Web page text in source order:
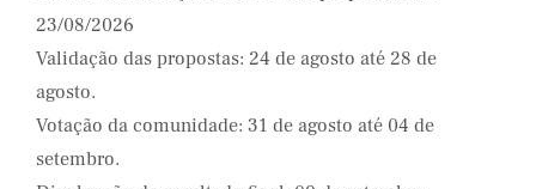
23/08/2026
Validação das propostas: 24 de agosto até 28 de
agosto.
Votação da comunidade: 31 de agosto até 04 de
setembro.